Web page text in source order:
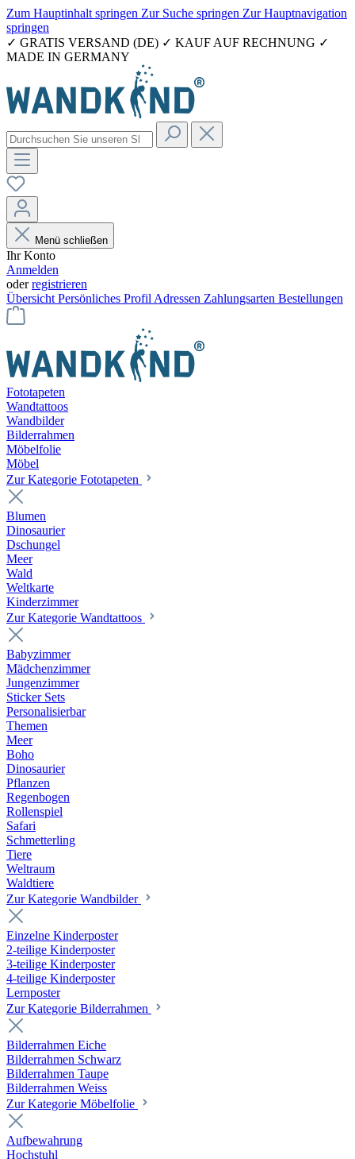
Zum Hauptinhalt springen Zur Suche springen Zur Hauptnavigation
springen
✓ GRATIS VERSAND (DE) ✓ KAUF AUF RECHNUNG ✓
MADE IN GERMANY
Menü schließen
Ihr Konto
Anmelden
oderregistrieren
Übersicht Persönliches Profil Adressen Zahlungsarten Bestellungen
Fototapeten
Wandtattoos
Wandbilder
Bilderrahmen
Möbelfolie
Möbel
Zur Kategorie Fototapeten
Blumen
Dinosaurier
Dschungel
Meer
Wald
Weltkarte
Kinderzimmer
Zur Kategorie Wandtattoos
Babyzimmer
Mädchenzimmer
Jungenzimmer
Sticker Sets
Personalisierbar
Themen
Meer
Boho
Dinosaurier
Pflanzen
Regenbogen
Rollenspiel
Safari
Schmetterling
Tiere
Weltraum
Waldtiere
Zur Kategorie Wandbilder
Einzelne Kinderposter
2-teilige Kinderposter
3-teilige Kinderposter
4-teilige Kinderposter
Lernposter
Zur Kategorie Bilderrahmen
Bilderrahmen Eiche
Bilderrahmen Schwarz
Bilderrahmen Taupe
Bilderrahmen Weiss
Zur Kategorie Möbelfolie
Aufbewahrung
Hochstuhl